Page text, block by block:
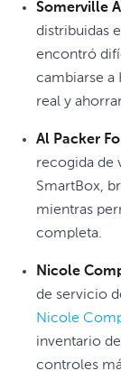
Somerville
distribuidas
encontró
cambiarse a
real y
Al Packer
recogida de
SmartBox,
mientras
completa.
Nicole
de servicio
Nicole
inventario
controles